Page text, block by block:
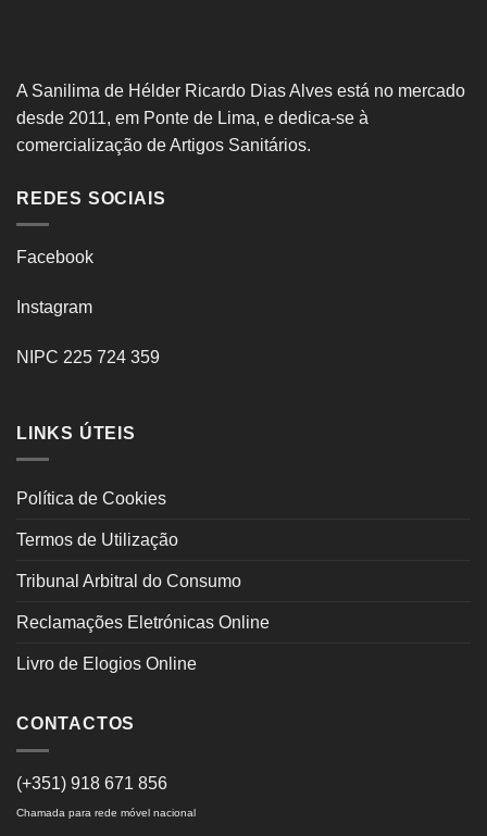
A Sanilima de Hélder Ricardo Dias Alves está no mercado
desde 2011, em Ponte de Lima, e dedica-se à
comercialização de Artigos Sanitários.
REDES SOCIAIS
Facebook
Instagram
NIPC 225 724 359
LINKS ÚTEIS
Política de Cookies
Termos de Utilização
Tribunal Arbitral do Consumo
Reclamações Eletrónicas Online
Livro de Elogios Online
CONTACTOS
(+351) 918 671 856
Chamada para rede móvel nacional